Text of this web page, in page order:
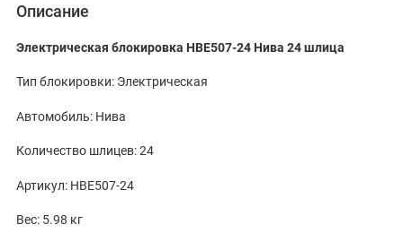
Описание
Электрическая блокировка HBE507-24 Нива 24 шлица
Тип блокировки: Электрическая
Автомобиль: Нива
Количество шлицев: 24
Артикул: HBE507-24
Вес: 5.98 кг